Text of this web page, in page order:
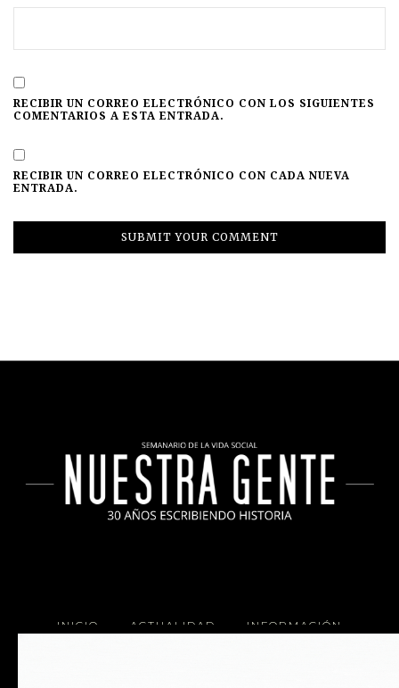
RECIBIR UN CORREO ELECTRÓNICO CON LOS SIGUIENTES
COMENTARIOS A ESTA ENTRADA.
RECIBIR UN CORREO ELECTRÓNICO CON CADA NUEVA
ENTRADA.
INICIO ACTUALIDAD INFORMACIÓN